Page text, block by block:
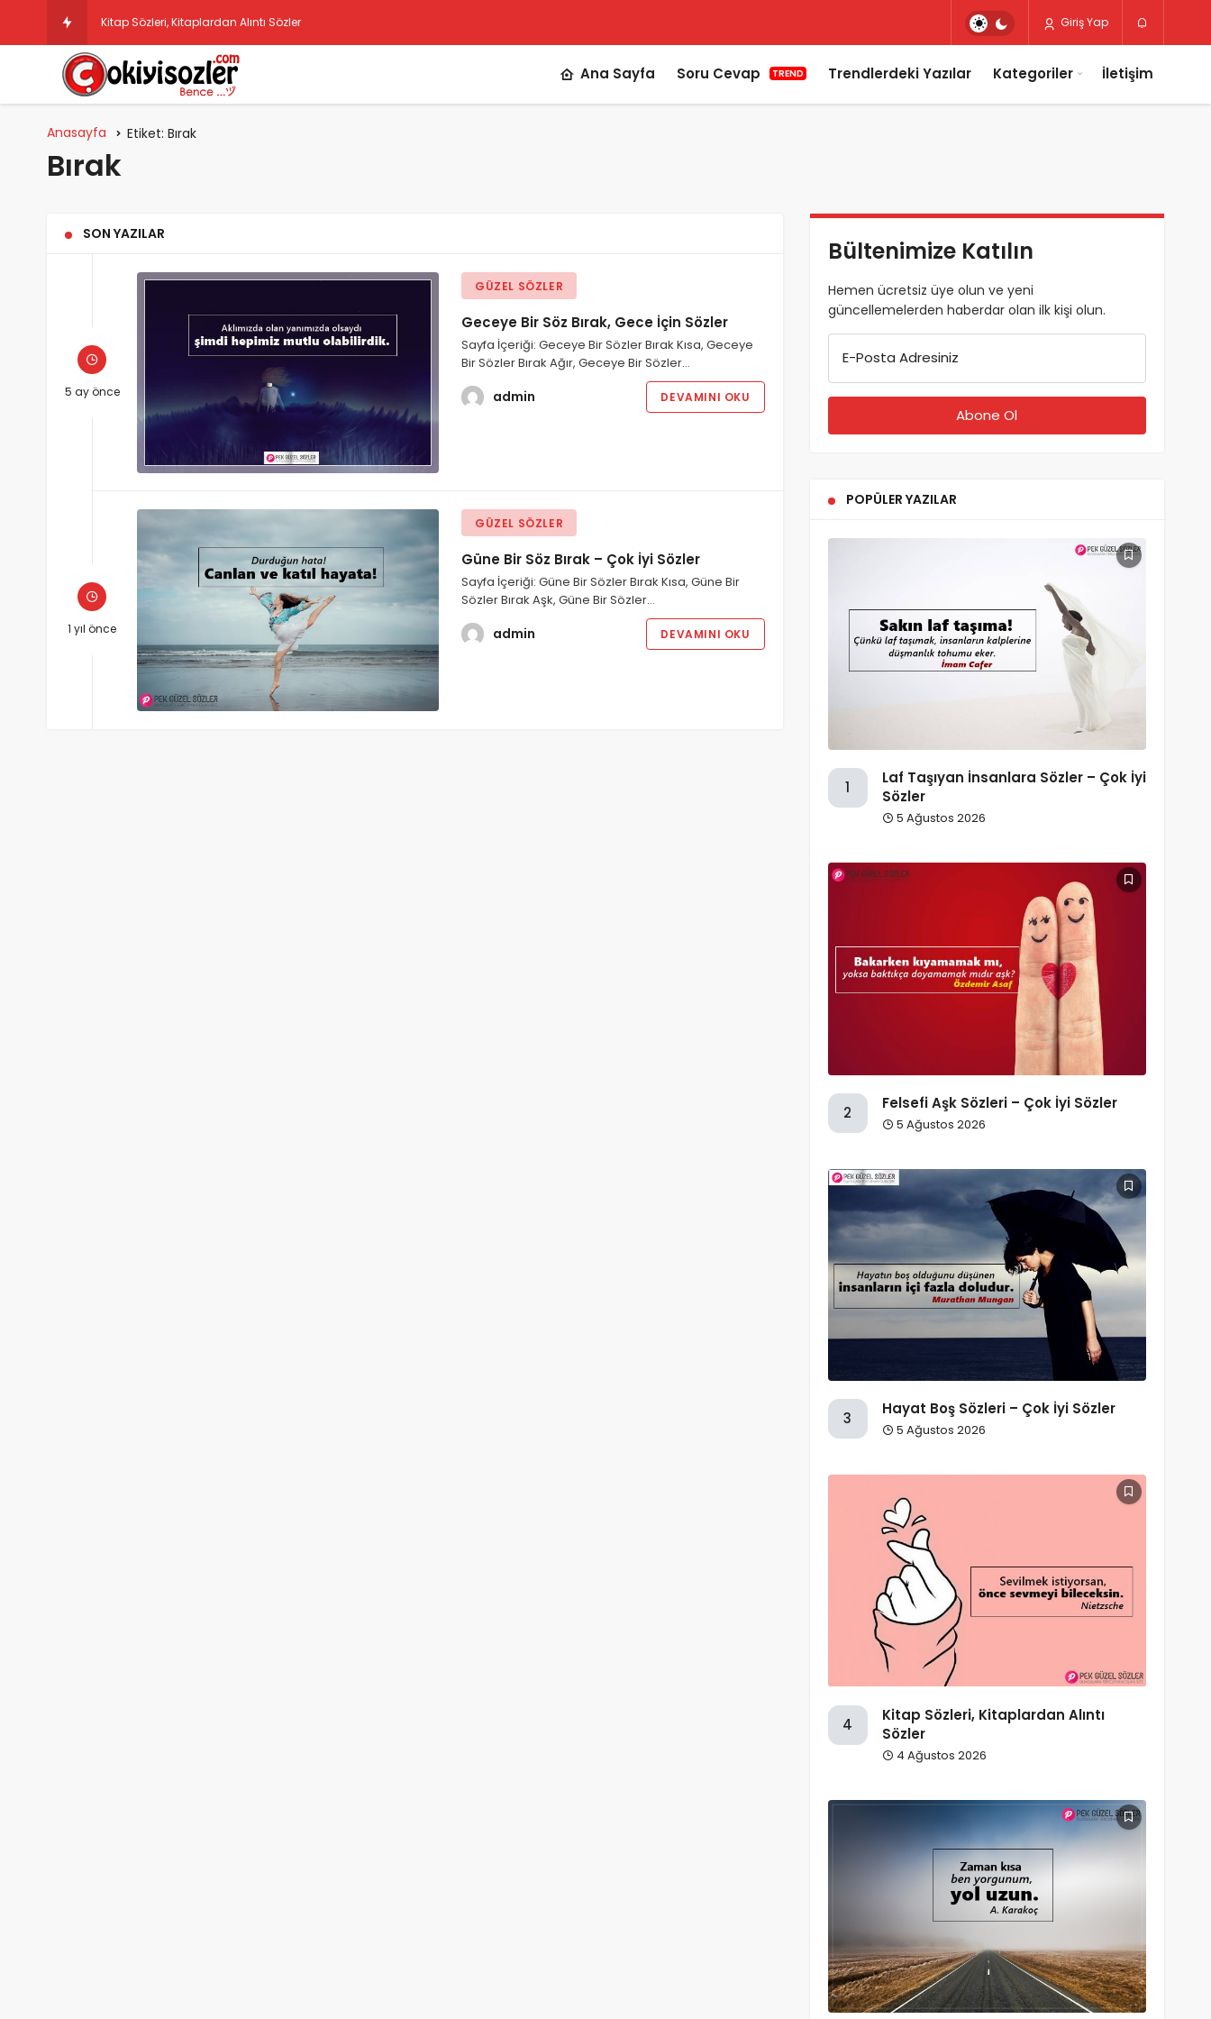
Kitap Sözleri, Kitaplardan Alıntı Sözler Giriş Yap
Ana Sayfa Soru Cevap TREND Trendlerdeki Yazılar Kategoriler İletişim
Anasayfa Etiket: Bırak
Bırak
SON YAZILAR
5 ay önce
GÜZEL SÖZLER
Geceye Bir Söz Bırak, Gece İçin Sözler
Sayfa İçeriği: Geceye Bir Sözler Bırak Kısa, Geceye
Bir Sözler Bırak Ağır, Geceye Bir Sözler…
admin DEVAMINI OKU
1 yıl önce
GÜZEL SÖZLER
Güne Bir Söz Bırak – Çok İyi Sözler
Sayfa İçeriği: Güne Bir Sözler Bırak Kısa, Güne Bir
Sözler Bırak Aşk, Güne Bir Sözler…
admin DEVAMINI OKU
Bültenimize Katılın
Hemen ücretsiz üye olun ve yeni
güncellemelerden haberdar olan ilk kişi olun.
E-Posta Adresiniz
POPÜLER YAZILAR
1
Laf Taşıyan İnsanlara Sözler – Çok İyi
Sözler
5 Ağustos 2026
2
Felsefi Aşk Sözleri – Çok İyi Sözler
5 Ağustos 2026
3
Hayat Boş Sözleri – Çok İyi Sözler
5 Ağustos 2026
4
Kitap Sözleri, Kitaplardan Alıntı
Sözler
4 Ağustos 2026